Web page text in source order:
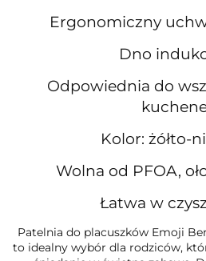
Ergonomiczny
Dno
Odpowiednia do
Kolor: żółto-
Wolna od PFOA,
Łatwa w
Patelnia do placuszków Emoji
to idealny wybór dla rodziców,